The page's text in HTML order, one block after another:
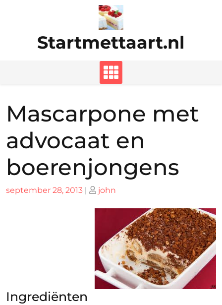
Startmettaart.nl
Mascarpone met
advocaat en
boerenjongens
Geplaatst
september 28, 2013 | Geplaatst
john
Ingrediënten